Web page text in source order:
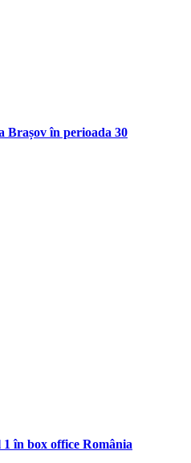
Brașov în perioada 30
în box office România